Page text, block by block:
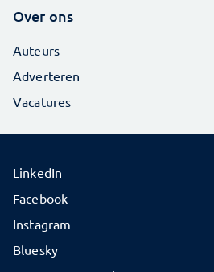
Over ons
Auteurs
Adverteren
Vacatures
LinkedIn
Facebook
Instagram
Bluesky